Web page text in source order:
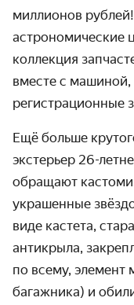
миллионов
астрономические
коллекция
вместе с машиной,
регистрационные
Ещё больше
экстерьер 26-
обращают
украшенные
виде кастета,
антикрыла,
по всему, элемент
багажника) и